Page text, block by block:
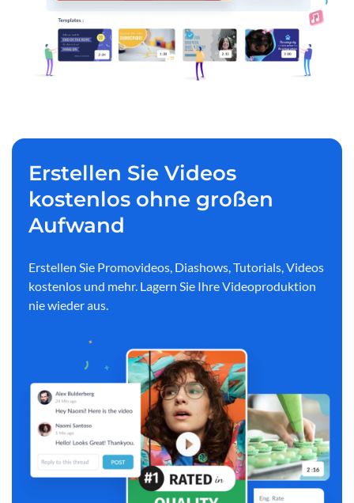
Erstellen Sie Videos
kostenlos ohne großen
Aufwand
Erstellen Sie Promovideos, Diashows, Tutorials, Videos
kostenlos und mehr. Lagern Sie Ihre Videoproduktion
nie wieder aus.